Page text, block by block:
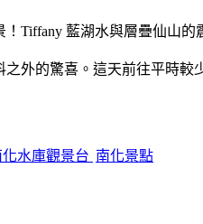
外的驚喜。這天前往平時較
化水庫觀景台 南化景點